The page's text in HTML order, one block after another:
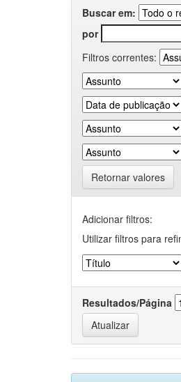
Buscar em:
por
Filtros correntes:
Retornar valores
Adicionar filtros:
Utilizar filtros para
Resultados/Página